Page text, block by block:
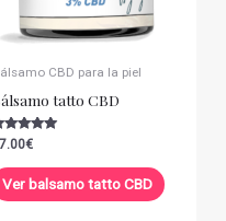
CBD para la piel
tatto CBD
con
5
€
Ver balsamo tatto CBD